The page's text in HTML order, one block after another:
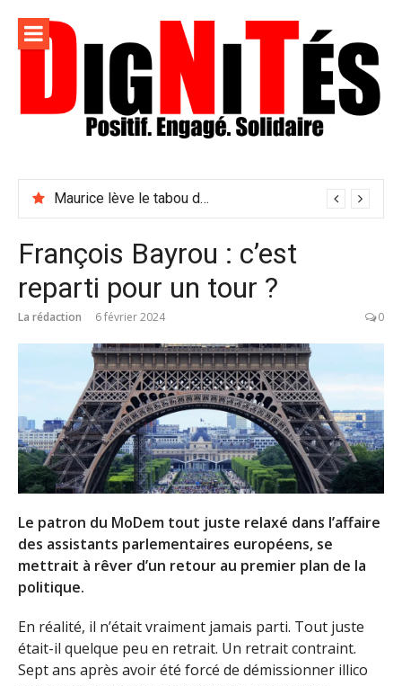
contenu
L'info
sociale,
solidaire
engagée
relayer ce qui fait avancer le monde
Maurice lève le tabou du viol conjugal
François Bayrou : c’est
reparti pour un tour ?
La rédaction 6 février 2024 0
Le patron du MoDem tout juste relaxé dans l’affaire
des assistants parlementaires européens, se
mettrait à rêver d’un retour au premier plan de la
politique.
En réalité, il n’était vraiment jamais parti. Tout juste
était-il quelque peu en retrait. Un retrait contraint.
Sept ans après avoir été forcé de démissionner illico